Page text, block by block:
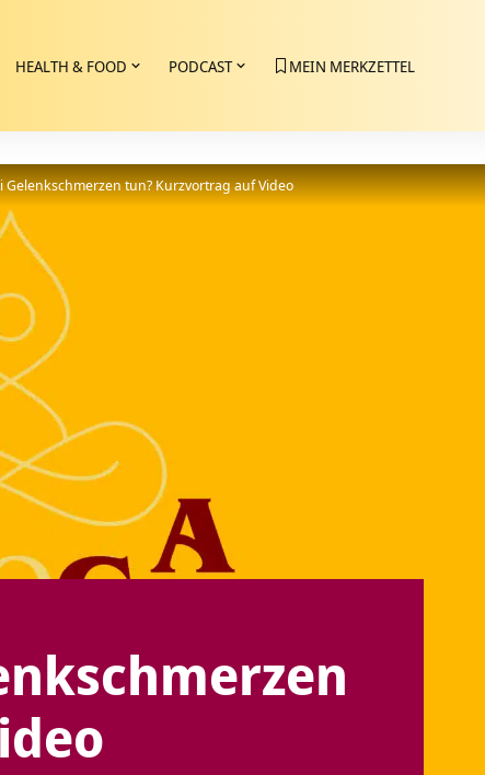
HEALTH & FOOD PODCAST MEIN MERKZETTEL
Gelenkschmerzen tun? Kurzvortrag auf Video